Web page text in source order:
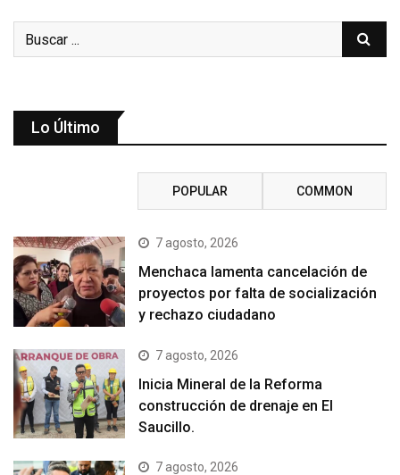
Lo Último
POPULAR COMMON
7 agosto, 2026
Menchaca lamenta cancelación de
proyectos por falta de socialización
y rechazo ciudadano
7 agosto, 2026
Inicia Mineral de la Reforma
construcción de drenaje en El
Saucillo.
7 agosto, 2026